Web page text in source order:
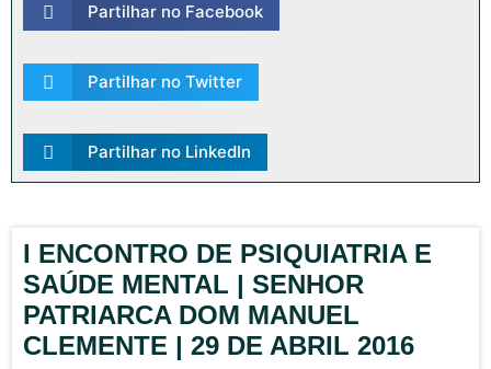
Partilhar no Facebook
Partilhar no Twitter
Partilhar no LinkedIn
I ENCONTRO DE PSIQUIATRIA E
SAÚDE MENTAL | SENHOR
PATRIARCA DOM MANUEL
CLEMENTE | 29 DE ABRIL 2016